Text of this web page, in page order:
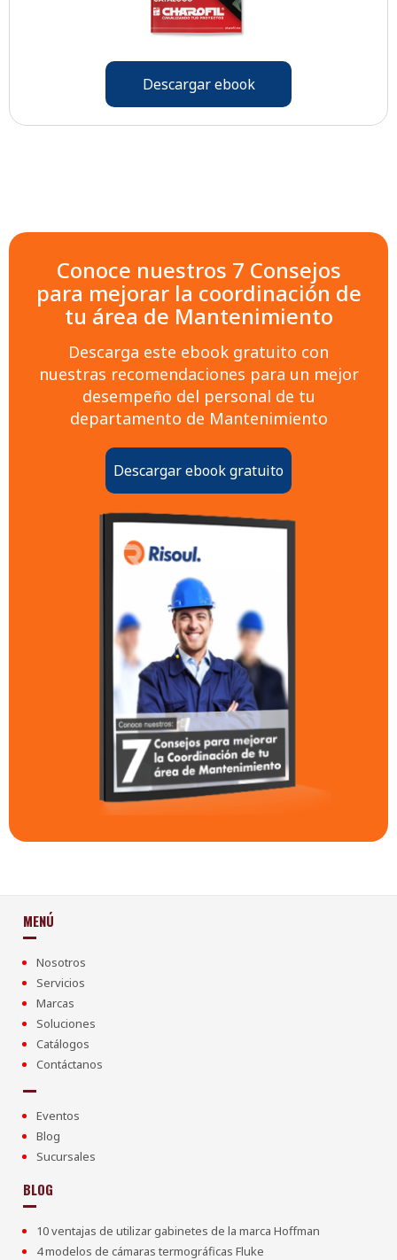
Descargar ebook
Conoce nuestros 7 Consejos
para mejorar la coordinación de
tu área de Mantenimiento
Descarga este ebook gratuito con
nuestras recomendaciones para un mejor
desempeño del personal de tu
departamento de Mantenimiento
Descargar ebook gratuito
MENÚ
Nosotros
Servicios
Marcas
Soluciones
Catálogos
Contáctanos
Eventos
Blog
Sucursales
BLOG
10 ventajas de utilizar gabinetes de la marca Hoffman
4 modelos de cámaras termográficas Fluke